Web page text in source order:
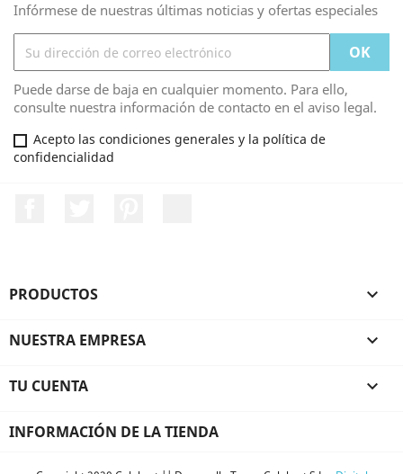
Infórmese de nuestras últimas noticias y ofertas especiales
Puede darse de baja en cualquier momento. Para ello,
consulte nuestra información de contacto en el aviso legal.
Acepto las condiciones generales y la política de
confidencialidad
PRODUCTOS 
NUESTRA EMPRESA 
TU CUENTA 
INFORMACIÓN DE LA TIENDA